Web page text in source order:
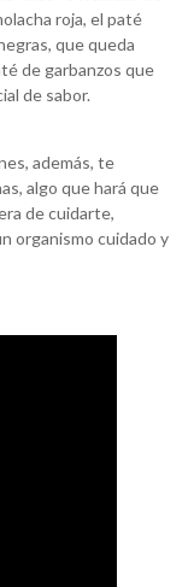
roja, el paté
que queda
de garbanzos que
de sabor.
además, te
algo que hará que
de cuidarte,
organismo cuidado y